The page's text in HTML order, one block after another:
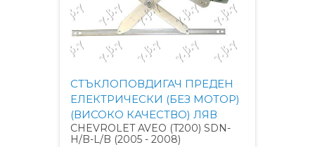
СТЪКЛОПОВДИГАЧ ПРЕДЕН
ЕЛЕКТРИЧЕСКИ (БЕЗ МОТОР)
(ВИСОКО КАЧЕСТВО) ЛЯВ
CHEVROLET AVEO (T200) SDN-
H/B-L/B (2005 - 2008)